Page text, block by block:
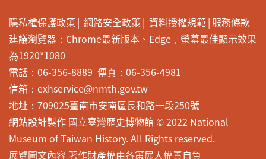
隱私權保護政策 網路安全政策 資料授權規範 服務條款
建議瀏覽器：Chrome最新版本、Edge，螢幕最佳顯示效果
為1920*1080
電話：06-356-8889 傳真：06-356-4981
信箱：exhservice@nmth.gov.tw
地址：709025臺南市安南區長和路一段250號
網站設計製作 國立臺灣歷史博物館 © 2022 National
Museum of Taiwan History. All Rights reserved.
展覽圖文內容 著作財產權由各策展人權責自負